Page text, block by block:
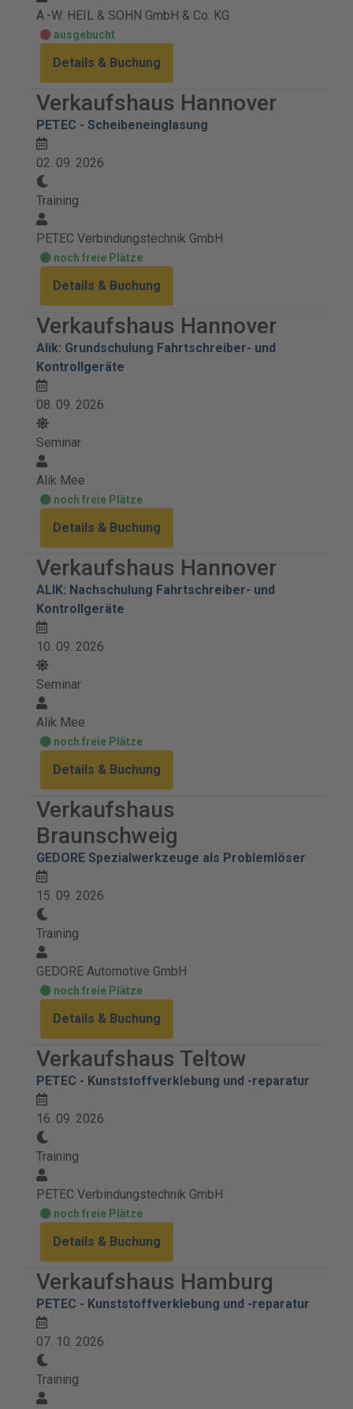
A.-W. HEIL & SOHN GmbH & Co. KG
ausgebucht
Details & Buchung
Verkaufshaus Hannover
PETEC - Scheibeneinglasung
02. 09. 2026
Training
PETEC Verbindungstechnik GmbH
noch freie Plätze
Details & Buchung
Verkaufshaus Hannover
Alik: Grundschulung Fahrtschreiber- und
Kontrollgeräte
08. 09. 2026
Seminar
Alik Mee
noch freie Plätze
Details & Buchung
Verkaufshaus Hannover
ALIK: Nachschulung Fahrtschreiber- und
Kontrollgeräte
10. 09. 2026
Seminar
Alik Mee
noch freie Plätze
Details & Buchung
Verkaufshaus
Braunschweig
GEDORE Spezialwerkzeuge als Problemlöser
15. 09. 2026
Training
GEDORE Automotive GmbH
noch freie Plätze
Details & Buchung
Verkaufshaus Teltow
PETEC - Kunststoffverklebung und -reparatur
16. 09. 2026
Training
PETEC Verbindungstechnik GmbH
noch freie Plätze
Details & Buchung
Verkaufshaus Hamburg
PETEC - Kunststoffverklebung und -reparatur
07. 10. 2026
Training